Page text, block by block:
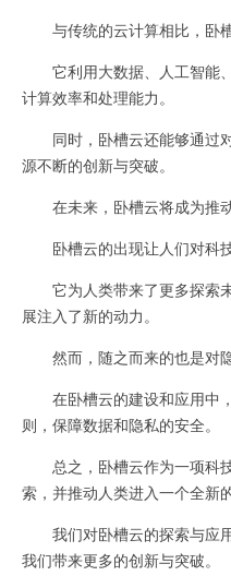
与传统的云计算相比，卧槽
它利用大数据、人工智能
计算效率和处理能力。
同时，卧槽云还能够通过
源不断的创新与突破。
在未来，卧槽云将成为推动
卧槽云的出现让人们对科技
它为人类带来了更多探索
展注入了新的动力。
然而，随之而来的也是对隐
在卧槽云的建设和应用中
则，保障数据和隐私的安全。
总之，卧槽云作为一项科
索，并推动人类进入一个全新
我们对卧槽云的探索与应
我们带来更多的创新与突破。